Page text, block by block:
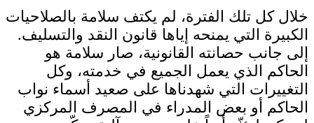
خلال كل تلك الفترة، لم يكتف سلامة بالصلاحيات
الكبيرة التي يمنحه إياها قانون النقد والتسليف.
إلى جانب حصانته القانونية، صار سلامة هو
الحاكم الذي يعمل الجميع في خدمته، وكل
التغييرات التي شهدناها على صعيد أسماء نواب
الحاكم أو بعض المدراء في المصرف المركزي